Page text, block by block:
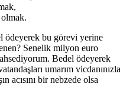
ödeyerek bu görevi yerine
Senelik milyon euro
Bedel ödeyerek
umarım vicdanınızla
acısını bir nebzede olsa